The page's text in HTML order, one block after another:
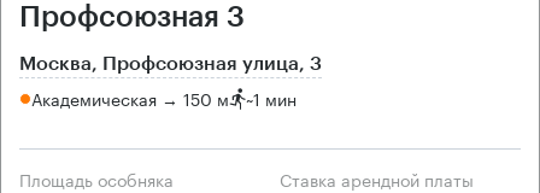
Профсоюзная 3
Москва, Профсоюзная улица, 3
Академическая → 150 м ~1 мин
Площадь особняка Ставка арендной платы